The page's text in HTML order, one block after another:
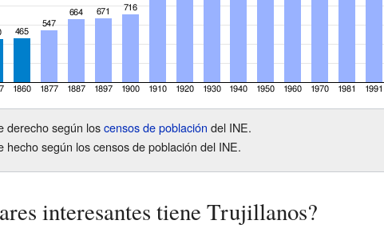
derecho según loscensos de población del INE.
hecho según los censos de población del INE.
interesantes tiene Trujillanos?